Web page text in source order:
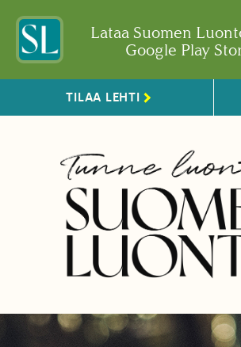
Lataa Suomen
Google Play
TILAA LEHTI